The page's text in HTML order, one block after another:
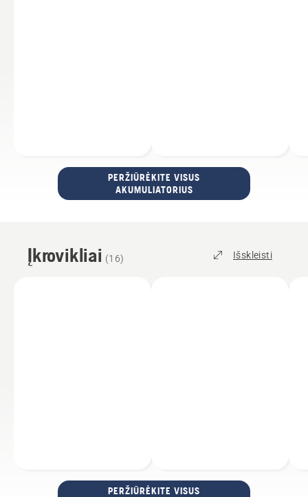
PERŽIŪRĖKITE VISUS
AKUMULIATORIUS
Įkrovikliai (16) Išskleisti
PERŽIŪRĖKITE VISUS